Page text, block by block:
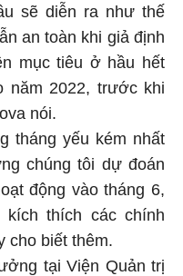
sẽ diễn ra như thế
an toàn khi giả định
mục tiêu ở hầu hết
năm 2022, trước khi
nói.
tháng yếu kém nhất
chúng tôi dự đoán
động vào tháng 6,
thích các chính
cho biết thêm.
tại Viện Quản trị